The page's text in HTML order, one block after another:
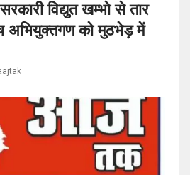
विद्युत खम्भो से तार
अभियुक्तगण को मुठभेड़ में